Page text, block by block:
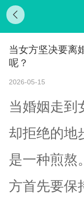
当女方坚决要离
呢？
2026-05-15
当婚姻走到
却拒绝的地
是一种煎熬
方首先要保